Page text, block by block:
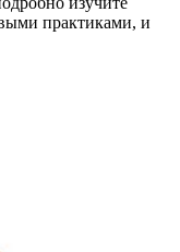
практиками, и